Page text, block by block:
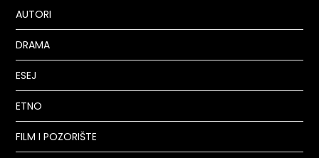
AUTORI
DRAMA
ESEJ
ETNO
FILM I POZORIŠTE